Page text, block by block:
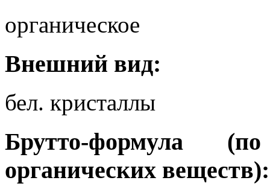
органическое
Внешний вид:
бел. кристаллы
Брутто-формула
органических веществ):